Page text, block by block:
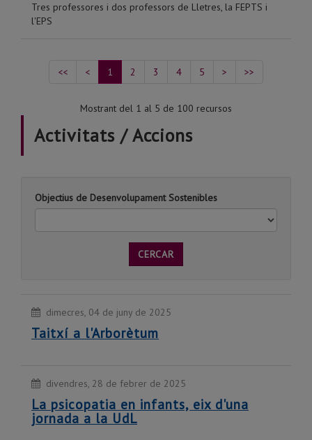
Tres professores i dos professors de Lletres, la FEPTS i
l'EPS
<< < 1 2 3 4 5 > >>
Mostrant del 1 al 5 de 100 recursos
Activitats / Accions
Objectius de Desenvolupament Sostenibles
CERCAR
dimecres, 04 de juny de 2025
Taitxí a l'Arborètum
divendres, 28 de febrer de 2025
La psicopatia en infants, eix d'una
jornada a la UdL